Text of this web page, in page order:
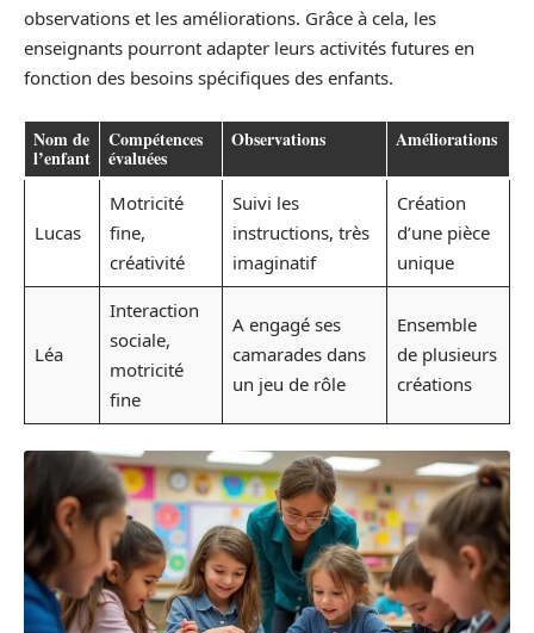
observations et les améliorations. Grâce à cela, les
enseignants pourront adapter leurs activités futures en
fonction des besoins spécifiques des enfants.
Nom de
l’enfant
Compétences
évaluées
Observations Améliorations
Lucas
Motricité
fine,
créativité
Suivi les
instructions, très
imaginatif
Création
d’une pièce
unique
Léa
Interaction
sociale,
motricité
fine
A engagé ses
camarades dans
un jeu de rôle
Ensemble
de plusieurs
créations